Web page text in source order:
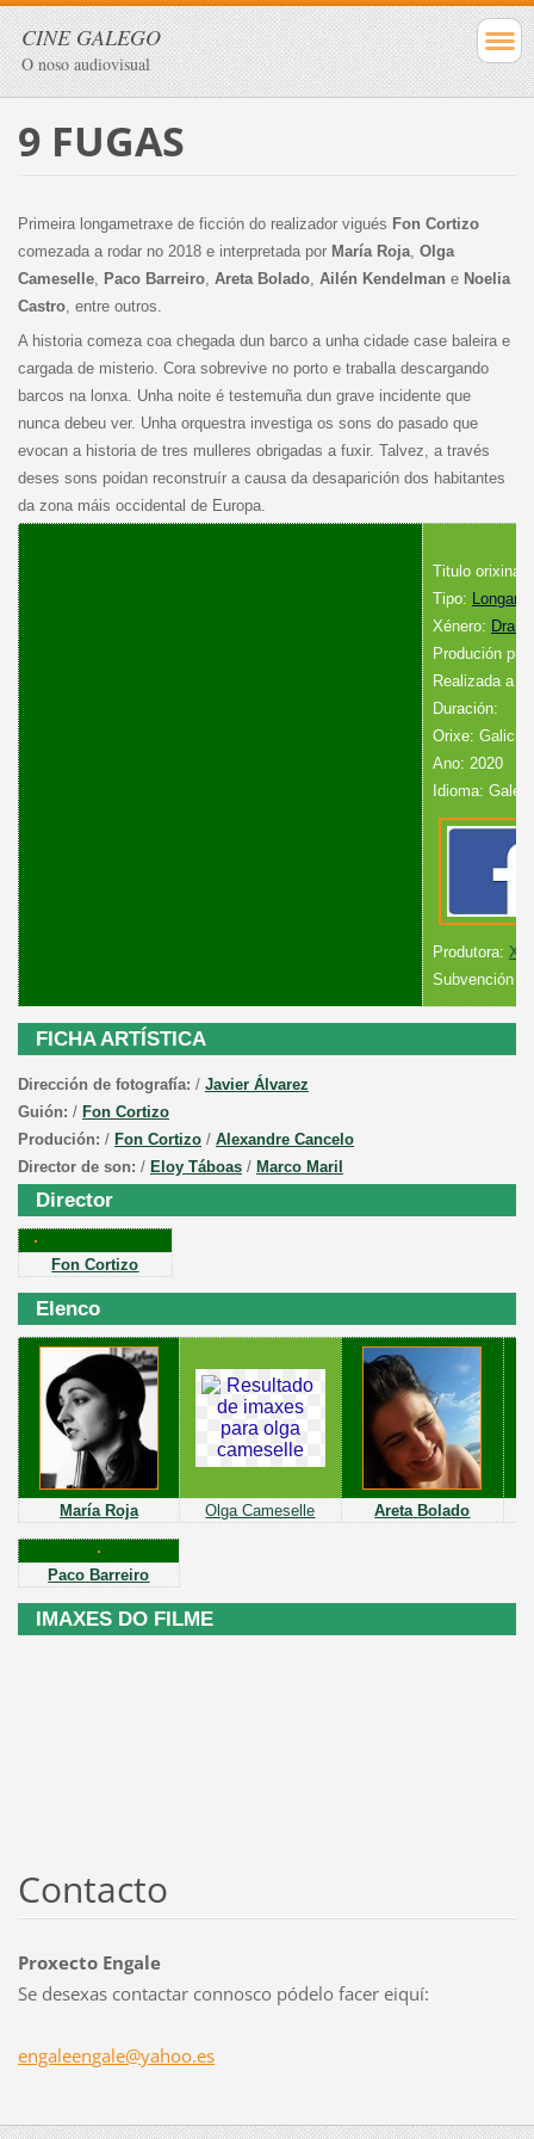
CINE GALEGO
O noso audiovisual
9 FUGAS
Primeira longametraxe de ficción do realizador vigués Fon Cortizo
comezada a rodar no 2018 e interpretada por María Roja, Olga
Cameselle, Paco Barreiro, Areta Bolado, Ailén Kendelman e Noelia
Castro, entre outros.
A historia comeza coa chegada dun barco a unha cidade case baleira e
cargada de misterio. Cora sobrevive no porto e traballa descargando
barcos na lonxa. Unha noite é testemuña dun grave incidente que
nunca debeu ver. Unha orquestra investiga os sons do pasado que
evocan a historia de tres mulleres obrigadas a fuxir. Talvez, a través
deses sons poidan reconstruír a causa da desaparición dos habitantes
da zona máis occidental de Europa.
Titulo orixinal:
Tipo:
Xénero:
Produción
Realizada a
Duración:
Orixe: Galicia
Ano: 2020
Idioma:
Produtora:
Subvención
FICHA ARTÍSTICA
Dirección de fotografía: / Javier Álvarez
Guión: / Fon Cortizo
Produción: / Fon Cortizo/ Alexandre Cancelo
Director de son: / Eloy Táboas/ Marco Maril
Director
Fon Cortizo
Elenco
María Roja Olga Cameselle Areta Bolado
Paco Barreiro
IMAXES DO FILME
Contacto
Proxecto Engale
Se desexas contactar connosco pódelo facer eiquí:
engaleengale@yahoo.es